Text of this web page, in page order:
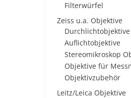
Filterwürfel
Zeiss u.a. Objektive
Durchlichtobjektive
Auflichtobjektive
Stereomikroskop
Objektive für
Objektivzubehör
Leitz/Leica Objektive